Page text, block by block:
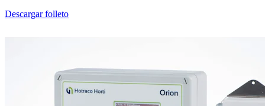
Descargar folleto